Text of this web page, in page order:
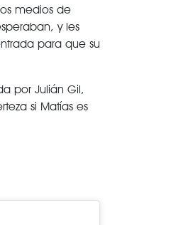
medios de
y les
para que su
por Julián Gil,
si Matías es